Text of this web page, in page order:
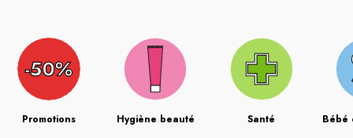
Promotions Hygiène beauté Santé Bébé